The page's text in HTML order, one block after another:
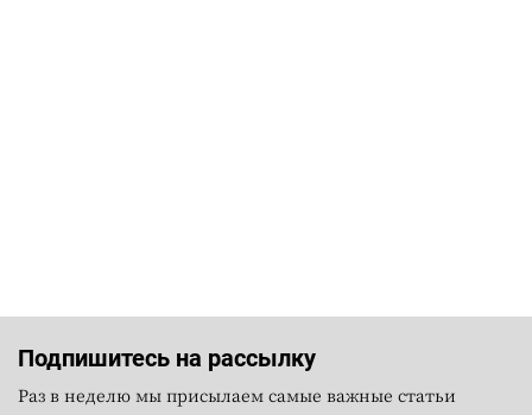
Подпишитесь на рассылку
Раз в неделю мы присылаем самые важные статьи